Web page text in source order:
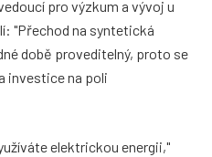
pro výzkum a vývoj u
"Přechod na syntetická
době proveditelný, proto se
investice na poli
elektrickou energii,"